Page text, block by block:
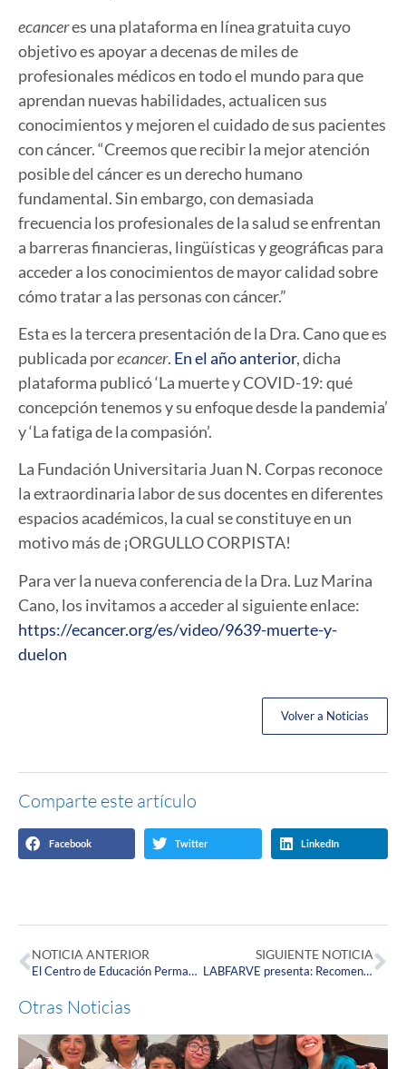
ecanceres una plataforma en línea gratuita cuyo
objetivo es apoyar a decenas de miles de
profesionales médicos en todo el mundo para que
aprendan nuevas habilidades, actualicen sus
conocimientos y mejoren el cuidado de sus pacientes
con cáncer. “Creemos que recibir la mejor atención
posible del cáncer es un derecho humano
fundamental. Sin embargo, con demasiada
frecuencia los profesionales de la salud se enfrentan
a barreras financieras, lingüísticas y geográficas para
acceder a los conocimientos de mayor calidad sobre
cómo tratar a las personas con cáncer.”
Esta es la tercera presentación de la Dra. Cano que es
publicada porecancer. En el año anterior, dicha
plataforma publicó ‘La muerte y COVID-19: qué
concepción tenemos y su enfoque desde la pandemia’
y ‘La fatiga de la compasión’.
La Fundación Universitaria Juan N. Corpas reconoce
la extraordinaria labor de sus docentes en diferentes
espacios académicos, la cual seconstituye en un
motivo más de ¡ORGULLO CORPISTA!
Para ver la nueva conferencia de la Dra. Luz Marina
Cano, los invitamos a acceder al siguiente enlace:
https://ecancer.org/es/video/9639-muerte-y-
duelon
Volver a Noticias
Comparte este artículo
Facebook Twitter LinkedIn
NOTICIA ANTERIOR
El Centro de Educación Permanente y Continuada presenta el conversatorio: ‘Toma de Decisiones y Voluntades en el Adulto Mayor Frágil’
SIGUIENTE NOTICIA
LABFARVE presenta: Recomendaciones para una correcta manipulación de alimentos.
Otras Noticias